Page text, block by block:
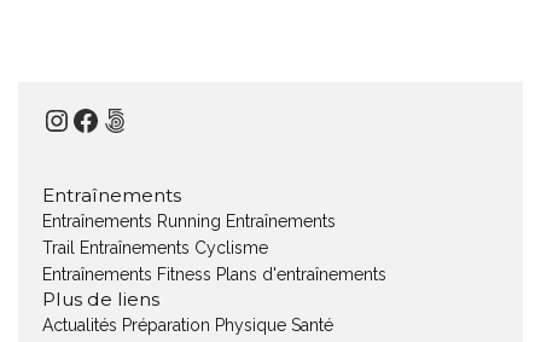
Instagram
Facebook
500px
Entraînements
Entraînements Running Entraînements
Trail
Entraînements Cyclisme
Entraînements Fitness Plans d'entraînements
Plus de liens
Actualités Préparation Physique Santé